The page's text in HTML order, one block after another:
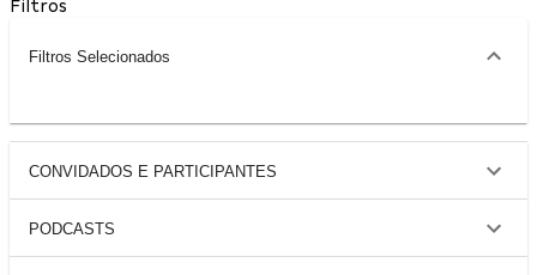
Filtros
Filtros Selecionados
CONVIDADOS E PARTICIPANTES
PODCASTS